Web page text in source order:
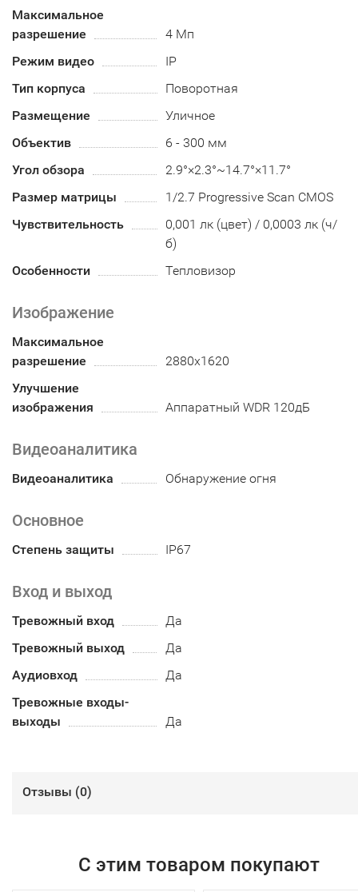
Максимальное
разрешение
4 Мп
Режим видео
IP
Тип корпуса
Поворотная
Размещение
Уличное
Объектив
6 - 300 мм
Угол обзора
2.9°×2.3°~14.7°×11.7°
Размер матрицы
1/2.7 Progressive Scan CMOS
Чувствительность
0,001 лк (цвет) / 0,0003 лк (ч/
б)
Особенности
Тепловизор
Изображение
Максимальное
разрешение
2880x1620
Улучшение
изображения
Аппаратный WDR 120дБ
Видеоаналитика
Видеоаналитика Обнаружение огня
Основное
Степень защиты IP67
Вход и выход
Тревожный вход
Да
Тревожный выход
Да
Аудиовход
Да
Тревожные входы-
выходы
Да
Отзывы (0)
С этим товаром покупают